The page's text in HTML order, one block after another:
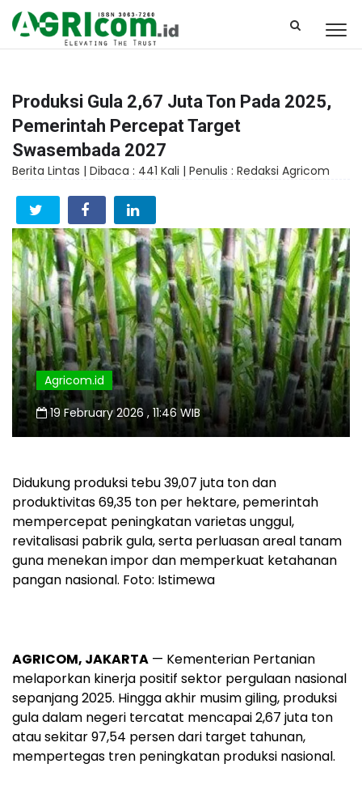
Produksi Gula 2,67 Juta Ton Pada 2025,
Pemerintah Percepat Target
Swasembada 2027
Berita Lintas | Dibaca : 441 Kali | Penulis : Redaksi Agricom
Agricom.id
19 February 2026 , 11:46 WIB
Didukung produksi tebu 39,07 juta ton dan
produktivitas 69,35 ton per hektare, pemerintah
mempercepat peningkatan varietas unggul,
revitalisasi pabrik gula, serta perluasan areal tanam
guna menekan impor dan memperkuat ketahanan
pangan nasional. Foto: Istimewa
AGRICOM, JAKARTA — Kementerian Pertanian
melaporkan kinerja positif sektor pergulaan nasional
sepanjang 2025. Hingga akhir musim giling, produksi
gula dalam negeri tercatat mencapai 2,67 juta ton
atau sekitar 97,54 persen dari target tahunan,
mempertegas tren peningkatan produksi nasional.